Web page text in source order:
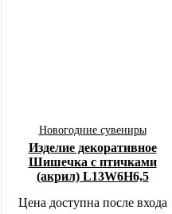
Новогодние сувениры
Изделие декоративное
Шишечка с птичками
(акрил) L13W6H6,5
Цена доступна после входа